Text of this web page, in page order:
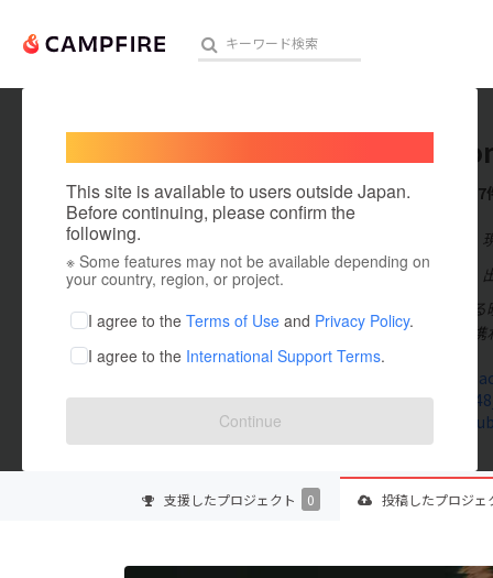
人気のプロジェクト 注目の
アート・写真
テクノロジー・ガジェット
映像・映画
ビジネス・起業
まちづくり・地域活性化
This site is available to users outside Japan.
Before continuing, please confirm the
following.
※ Some features may not be available depending on
your country, region, or project.
I agree to the Terms of Use and Privacy Policy.
I agree to the International Support Terms.
Continue
これまでに7
出身国：日本
千代田区にあ
ントに幅広く
www.xn--
支援したプロジェクト 0 投稿したプロジェ